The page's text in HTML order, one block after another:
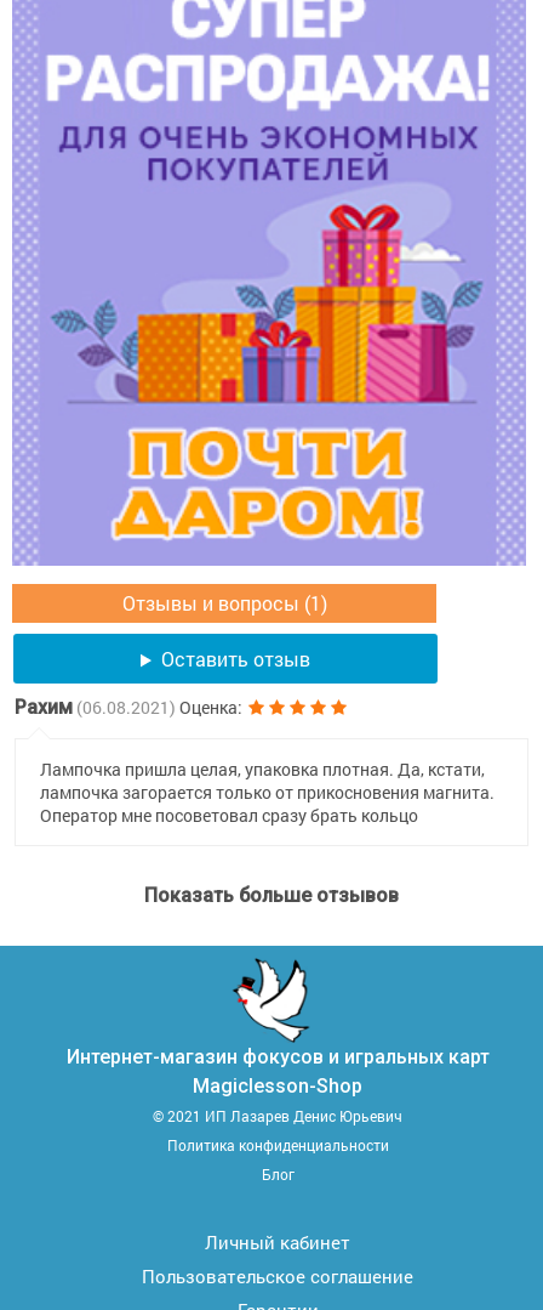
Отзывы и вопросы (1)
Оставить отзыв
Рахим (06.08.2021) Оценка:
Лампочка пришла целая, упаковка плотная. Да, кстати,
лампочка загорается только от прикосновения магнита.
Оператор мне посоветовал сразу брать кольцо
Показать больше отзывов
Интернет-магазин фокусов и игральных карт
Magiclesson-Shop
© 2021 ИП Лазарев Денис Юрьевич
Политика конфиденциальности
Блог
Личный кабинет
Пользовательское соглашение